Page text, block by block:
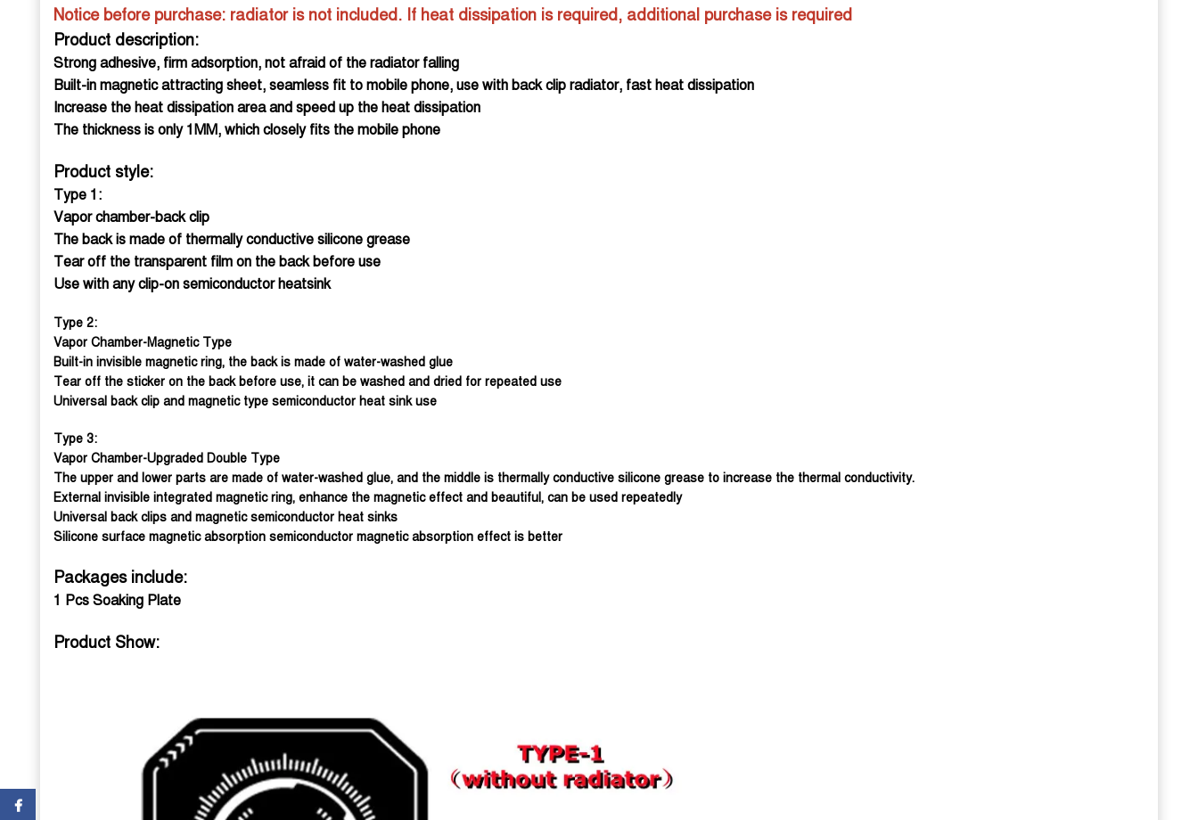
Notice before purchase: radiator is not included. If heat dissipation is required, additional purchase is required
Product description:
Strong adhesive, firm adsorption, not afraid of the radiator falling
Built-in magnetic attracting sheet, seamless fit to mobile phone, use with back clip radiator, fast heat dissipation
Increase the heat dissipation area and speed up the heat dissipation
The thickness is only 1MM, which closely fits the mobile phone
Product style:
Type 1:
Vapor chamber-back clip
The back is made of thermally conductive silicone grease
Tear off the transparent film on the back before use
Use with any clip-on semiconductor heatsink
Type 2:
Vapor Chamber-Magnetic Type
Built-in invisible magnetic ring, the back is made of water-washed glue
Tear off the sticker on the back before use, it can be washed and dried for repeated use
Universal back clip and magnetic type semiconductor heat sink use
Type 3:
Vapor Chamber-Upgraded Double Type
The upper and lower parts are made of water-washed glue, and the middle is thermally conductive silicone grease to increase the thermal conductivity.
External invisible integrated magnetic ring, enhance the magnetic effect and beautiful, can be used repeatedly
Universal back clips and magnetic semiconductor heat sinks
Silicone surface magnetic absorption semiconductor magnetic absorption effect is better
Packages include:
1 Pcs Soaking Plate
Product Show: